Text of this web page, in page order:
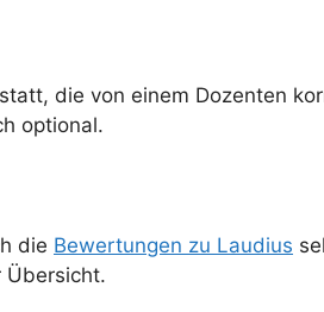
die von einem Dozenten
optional.
die Bewertungen zu Laudius
Übersicht.